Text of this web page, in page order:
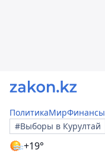
ПолитикаМирФинансы
#Выборы в Курултай
+19°